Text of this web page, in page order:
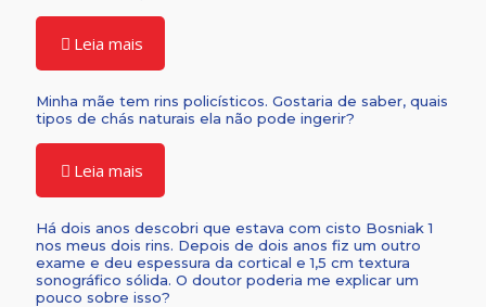
Leia mais
Minha mãe tem rins policísticos. Gostaria de saber, quais
tipos de chás naturais ela não pode ingerir?
Leia mais
Há dois anos descobri que estava com cisto Bosniak 1
nos meus dois rins. Depois de dois anos fiz um outro
exame e deu espessura da cortical e 1,5 cm textura
sonográfico sólida. O doutor poderia me explicar um
pouco sobre isso?